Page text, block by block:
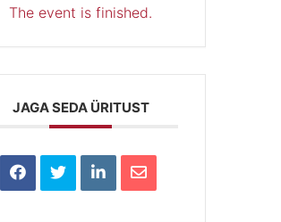
The event is finished.
JAGA SEDA ÜRITUST